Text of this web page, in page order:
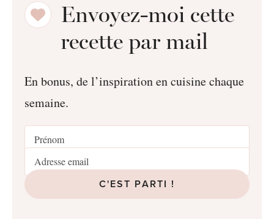
Envoyez-moi cette
recette par mail
En bonus, de l’inspiration en cuisine chaque
semaine.
C'EST PARTI !